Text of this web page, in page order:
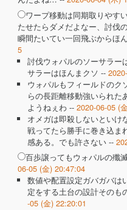
ワープ移動は同期取りやす
たせたらダメだよなー、討伐
瞬間たいてい一回飛ぶからほ
5
討伐ウォパルのソーサラー
サラーはほんまクソ --
ウォパルもフィールドのク
らの長距離移動強いられた
ようねぇわ -- 2020-06-05 (
オメガは即殺しないといけ
戦ってたら勝手に巻き込ま
感ある。でも許さない --
百歩譲ってもウォパルの殲
06-05 (金) 20:47:04
数値や配置設定ガバガバは
定をする土台の設計そのも
-05 (金) 22:20:01